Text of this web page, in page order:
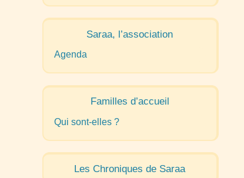
Saraa, l’association
Agenda
Familles d’accueil
Qui sont-elles ?
Les Chroniques de Saraa